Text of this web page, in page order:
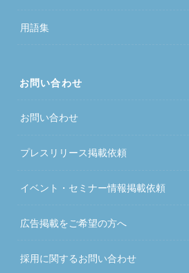
用語集
お問い合わせ
お問い合わせ
プレスリリース掲載依頼
イベント・セミナー情報掲載依頼
広告掲載をご希望の方へ
採用に関するお問い合わせ